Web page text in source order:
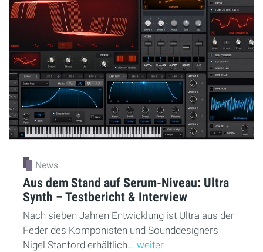
News
Aus dem Stand auf Serum-Niveau: Ultra
Synth – Testbericht & Interview
Nach sieben Jahren Entwicklung ist Ultra aus der
Feder des Komponisten und Sounddesigners
Nigel Stanford erhältlich... weiter